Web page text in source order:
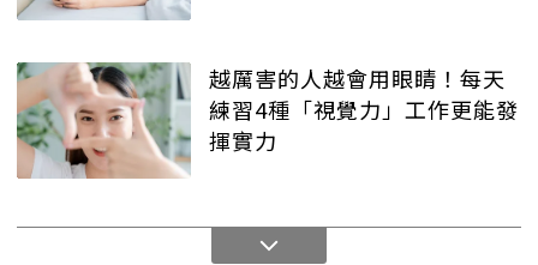
越厲害的人越會用眼睛！每天
練習4種「視覺力」工作更能發
揮實力